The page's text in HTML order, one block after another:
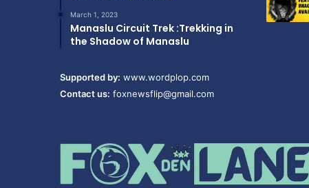
March 1, 2023
Manaslu Circuit Trek :Trekking in
the Shadow of Manaslu
Supported by: www.wordplop.com
Contact us: foxnewsflip@gmail.com